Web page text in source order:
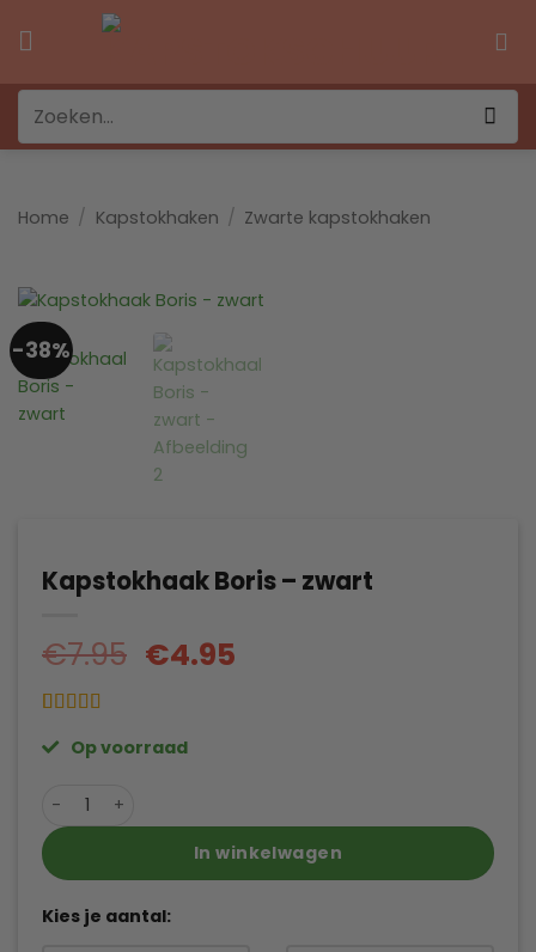
naar
naar:
Home / Kapstokhaken / Zwarte kapstokhaken
-38%
Kapstokhaak Boris – zwart
€7.95 Oorspronkelijke
€7.95.
€4.95Huidige
4.57op 5
waarderingen
Op voorraad
Kapstokhaak Boris - zwart aantal
In winkelwagen
Kies je aantal: